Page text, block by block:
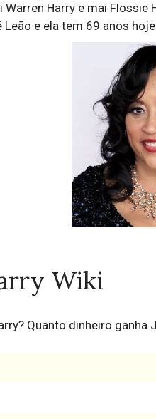
Warren Harry e mai
e ela tem 69 anos
Wiki
Quanto dinheiro ganha